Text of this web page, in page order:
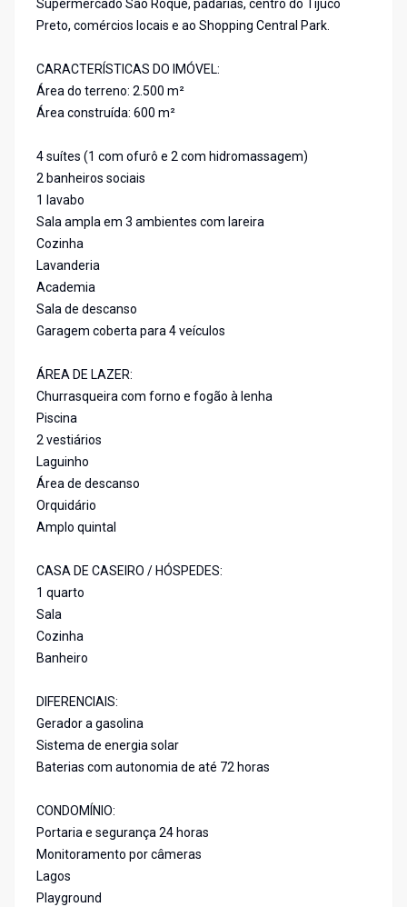
Supermercado São Roque, padarias, centro do Tijuco
Preto, comércios locais e ao Shopping Central Park.
CARACTERÍSTICAS DO IMÓVEL:
Área do terreno: 2.500 m²
Área construída: 600 m²
4 suítes (1 com ofurô e 2 com hidromassagem)
2 banheiros sociais
1 lavabo
Sala ampla em 3 ambientes com lareira
Cozinha
Lavanderia
Academia
Sala de descanso
Garagem coberta para 4 veículos
ÁREA DE LAZER:
Churrasqueira com forno e fogão à lenha
Piscina
2 vestiários
Laguinho
Área de descanso
Orquidário
Amplo quintal
CASA DE CASEIRO / HÓSPEDES:
1 quarto
Sala
Cozinha
Banheiro
DIFERENCIAIS:
Gerador a gasolina
Sistema de energia solar
Baterias com autonomia de até 72 horas
CONDOMÍNIO:
Portaria e segurança 24 horas
Monitoramento por câmeras
Lagos
Playground